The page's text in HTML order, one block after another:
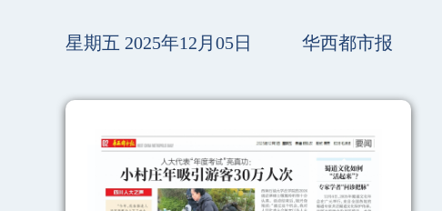
星期五 2025年12月05日 华西都市报